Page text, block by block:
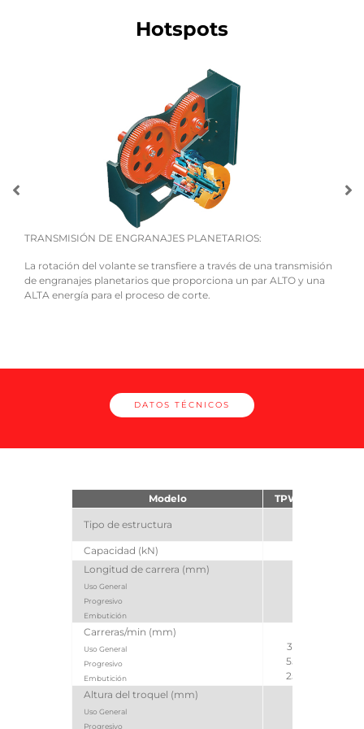
Hotspots
TRANSMISIÓN DE ENGRANAJES PLANETARIOS:
La rotación del volante se transfiere a través de una transmisión
de engranajes planetarios que proporciona un par ALTO y una
ALTA energía para el proceso de corte.
DATOS TÉCNICOS
Modelo TPW-110FX
Tipo de estructura
Capacidad (kN)
Longitud de carrera (mm)
Uso General
Progresivo
Embutición
Carreras/min (mm)
Uso General
Progresivo
Embutición
35 a 65
55 a 110
25 a 50
Altura del troquel (mm)
Uso General
Progresivo